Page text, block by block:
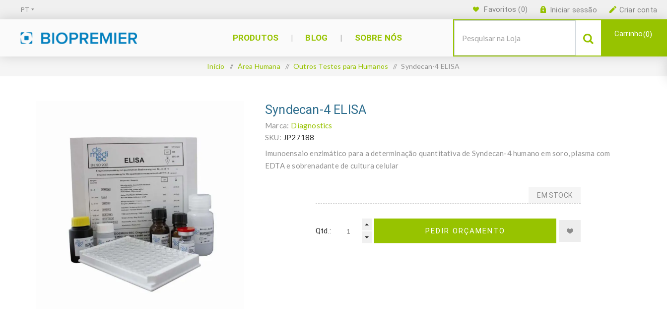
Criar conta
Iniciar sessão
Favoritos (0)
PRODUTOS BLOG SOBRE NÓS Carrinho 0
Início / Área Humana / Outros Testes para Humanos / Syndecan-4 ELISA
Syndecan-4 ELISA
Marca: Diagnostics
SKU: JP27188
Imunoensaio enzimático para a determinação quantitativa de Syndecan-4 humano em soro, plasma com
EDTA e sobrenadante de cultura celular
EM STOCK
Qtd.: PEDIR ORÇAMENTO